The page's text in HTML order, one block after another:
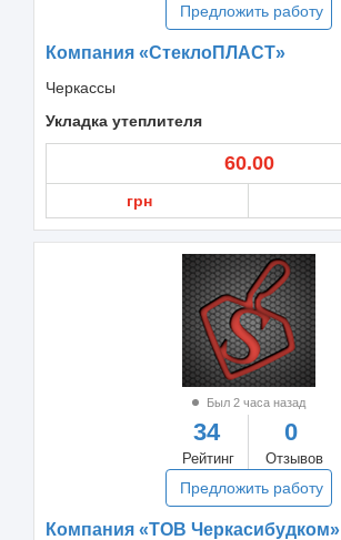
Предложить работу
Компания «СтеклоПЛАСТ»
Черкассы
Укладка утеплителя
60.00
грн
Был 2 часа назад
34
Рейтинг
0
Отзывов
Предложить работу
Компания «ТОВ Черкасибудком»